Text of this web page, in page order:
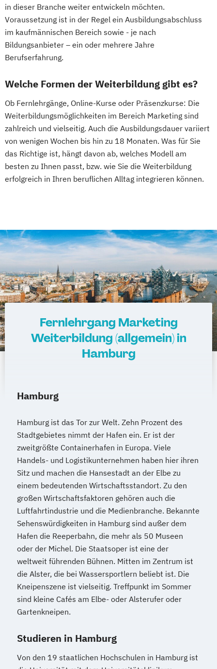
in dieser Branche weiter entwickeln möchten.
Voraussetzung ist in der Regel ein Ausbildungsabschluss
im kaufmännischen Bereich sowie - je nach
Bildungsanbieter – ein oder mehrere Jahre
Berufserfahrung.
Welche Formen der Weiterbildung gibt es?
Ob Fernlehrgänge, Online-Kurse oder Präsenzkurse: Die
Weiterbildungsmöglichkeiten im Bereich Marketing sind
zahlreich und vielseitig. Auch die Ausbildungsdauer variiert
von wenigen Wochen bis hin zu 18 Monaten. Was für Sie
das Richtige ist, hängt davon ab, welches Modell am
besten zu Ihnen passt, bzw. wie Sie die Weiterbildung
erfolgreich in Ihren beruflichen Alltag integrieren können.
Fernlehrgang Marketing
Weiterbildung (allgemein) in
Hamburg
Hamburg
Hamburg ist das Tor zur Welt. Zehn Prozent des
Stadtgebietes nimmt der Hafen ein. Er ist der
zweitgrößte Containerhafen in Europa. Viele
Handels- und Logistikunternehmen haben hier ihren
Sitz und machen die Hansestadt an der Elbe zu
einem bedeutenden Wirtschaftsstandort. Zu den
großen Wirtschaftsfaktoren gehören auch die
Luftfahrtindustrie und die Medienbranche. Bekannte
Sehenswürdigkeiten in Hamburg sind außer dem
Hafen die Reeperbahn, die mehr als 50 Museen
oder der Michel. Die Staatsoper ist eine der
weltweit führenden Bühnen. Mitten im Zentrum ist
die Alster, die bei Wassersportlern beliebt ist. Die
Kneipenszene ist vielseitig. Treffpunkt im Sommer
sind kleine Cafés am Elbe- oder Alsterufer oder
Gartenkneipen.
Studieren in Hamburg
Von den 19 staatlichen Hochschulen in Hamburg ist